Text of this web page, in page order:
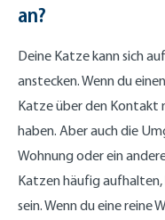
an?
Deine Katze kann sich
anstecken. Wenn du
Katze über den Kontakt
haben. Aber auch die
Wohnung oder ein
Katzen häufig
sein. Wenn du eine reine